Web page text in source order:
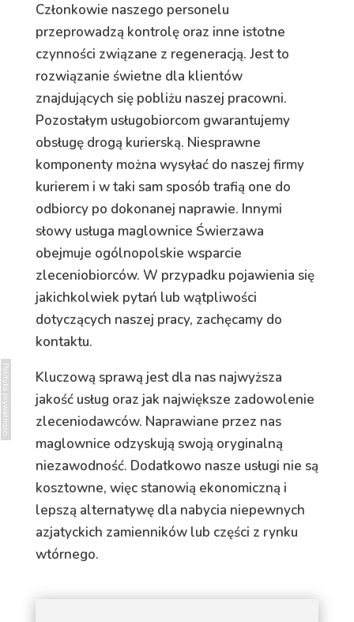
Członkowie naszego personelu
przeprowadzą kontrolę oraz inne istotne
czynności związane z regeneracją. Jest to
rozwiązanie świetne dla klientów
znajdujących się pobliżu naszej pracowni.
Pozostałym usługobiorcom gwarantujemy
obsługę drogą kurierską. Niesprawne
komponenty można wysyłać do naszej firmy
kurierem i w taki sam sposób trafią one do
odbiorcy po dokonanej naprawie. Innymi
słowy usługa maglownice Świerzawa
obejmuje ogólnopolskie wsparcie
zleceniobiorców. W przypadku pojawienia się
jakichkolwiek pytań lub wątpliwości
dotyczących naszej pracy, zachęcamy do
kontaktu.
Kluczową sprawą jest dla nas najwyższa
jakość usług oraz jak największe zadowolenie
zleceniodawców. Naprawiane przez nas
maglownice odzyskują swoją oryginalną
niezawodność. Dodatkowo nasze usługi nie są
kosztowne, więc stanowią ekonomiczną i
lepszą alternatywę dla nabycia niepewnych
azjatyckich zamienników lub części z rynku
wtórnego.
Polityka prywatności